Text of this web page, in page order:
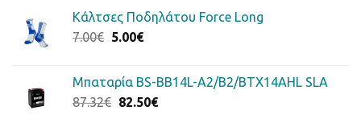
Κάλτσες Ποδηλάτου Force Long
7.00€ Original
7.00€.
5.00€Η
είναι:
5.00€.
Μπαταρία BS-BB14L-A2/B2/BTX14AHL SLA
87.32€ Original
82.50€Η